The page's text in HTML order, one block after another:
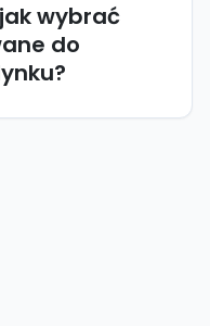
wybrać
do